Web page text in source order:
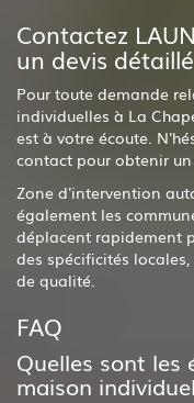
Contactez
un devis détaillé
Pour toute demande
individuelles à La
est à votre écoute.
contact pour obtenir un
Zone d'intervention
également les
déplacent rapidement
des spécificités
de qualité.
FAQ
Quelles sont les
maison